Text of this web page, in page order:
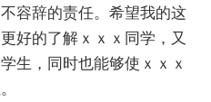
容辞的责任。希望我的这
好的了解ｘｘｘ同学，又
生，同时也能够使ｘｘｘ